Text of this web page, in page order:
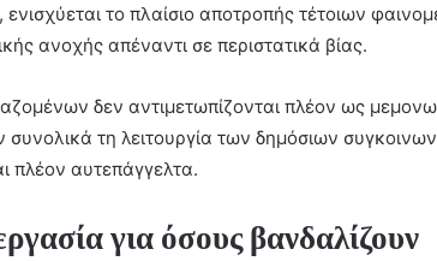
ενισχύεται το πλαίσιο αποτροπής τέτοιων
ανοχής απέναντι σε περιστατικά βίας.
δεν αντιμετωπίζονται πλέον ως
συνολικά τη λειτουργία των δημόσιων
πλέον αυτεπάγγελτα.
για όσους βανδαλίζουν